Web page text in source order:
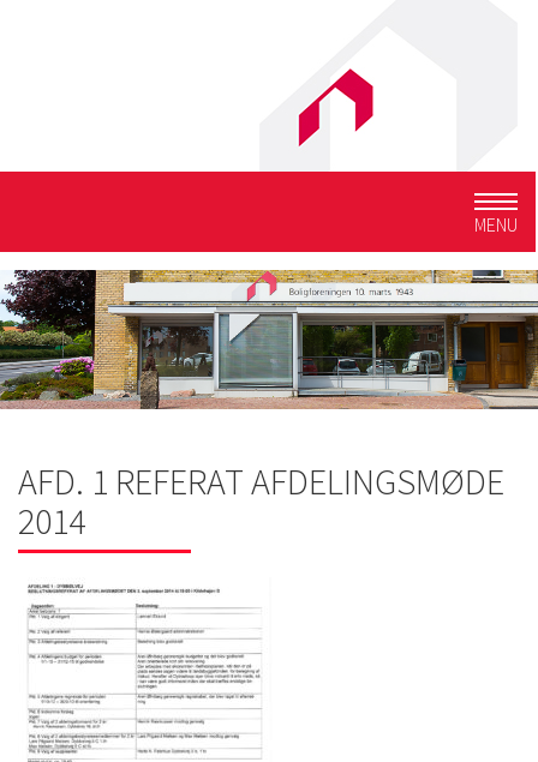
MENU
AFD. 1 REFERAT AFDELINGSMØDE
2014